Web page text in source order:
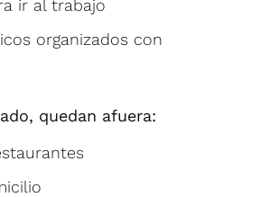
ir al trabajo
organizados con
quedan afuera: